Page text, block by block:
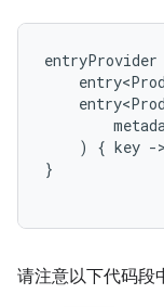
entryProvider
)
{ key ->
}
请注意以下代码段